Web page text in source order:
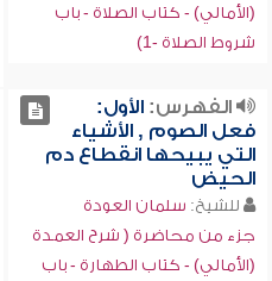
(الأمالي) - كتاب الصلاة - باب
شروط الصلاة -1)
الفهرس:الأول:
فعل الصوم , الأشياء
التي يبيحها انقطاع دم
الحيض
للشيخ: سلمان العودة
جزء من محاضرة ( شرح العمدة
(الأمالي) - كتاب الطهارة - باب